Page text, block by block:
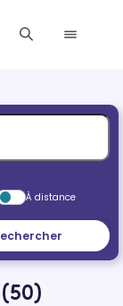
À distance